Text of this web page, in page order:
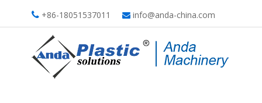
 +86-18051537011  info@anda-china.com